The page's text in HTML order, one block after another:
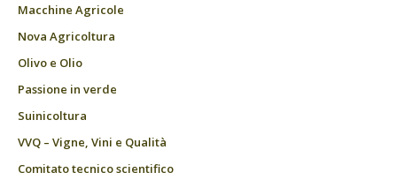
Macchine Agricole
Nova Agricoltura
Olivo e Olio
Passione in verde
Suinicoltura
VVQ – Vigne, Vini e Qualità
Comitato tecnico scientifico